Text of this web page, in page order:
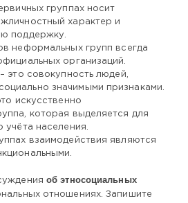
группах носит
характер и
поддержку.
неформальных групп всегда
организаций.
это совокупность людей,
значимыми признаками.
искусственно
которая выделяется для
учёта населения.
взаимодействия являются
об этносоциальных
отношениях. Запишите